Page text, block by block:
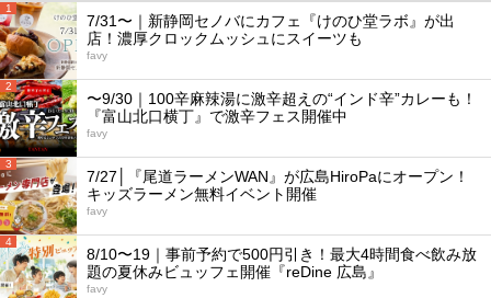
1
7/31〜｜新静岡セノバにカフェ『けのひ堂ラボ』が出
店！濃厚クロックムッシュにスイーツも
favy
2
〜9/30｜100辛麻辣湯に激辛超えの“インド辛”カレーも！
『富山北口横丁』で激辛フェス開催中
favy
3
7/27│『尾道ラーメンWAN』が広島HiroPaにオープン！
キッズラーメン無料イベント開催
favy
4
8/10〜19｜事前予約で500円引き！最大4時間食べ飲み放
題の夏休みビュッフェ開催『reDine 広島』
favy